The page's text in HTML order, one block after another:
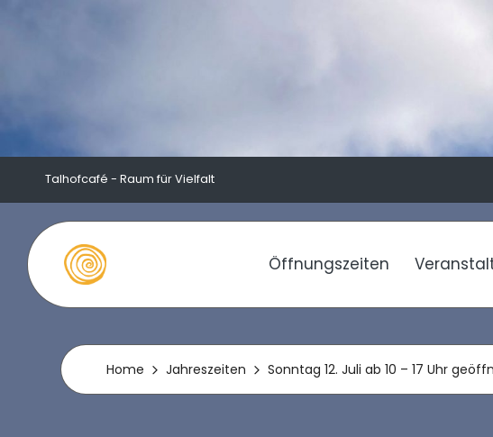
Talhofcafé - Raum für Vielfalt
T
a
l
Öffnungszeiten
Home Jahreszeiten Sonntag 12. Juli ab 10 – 17 Uhr